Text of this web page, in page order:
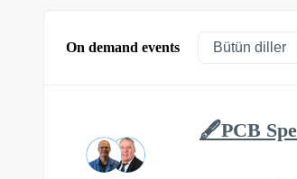
On demand events
🖋️PCB